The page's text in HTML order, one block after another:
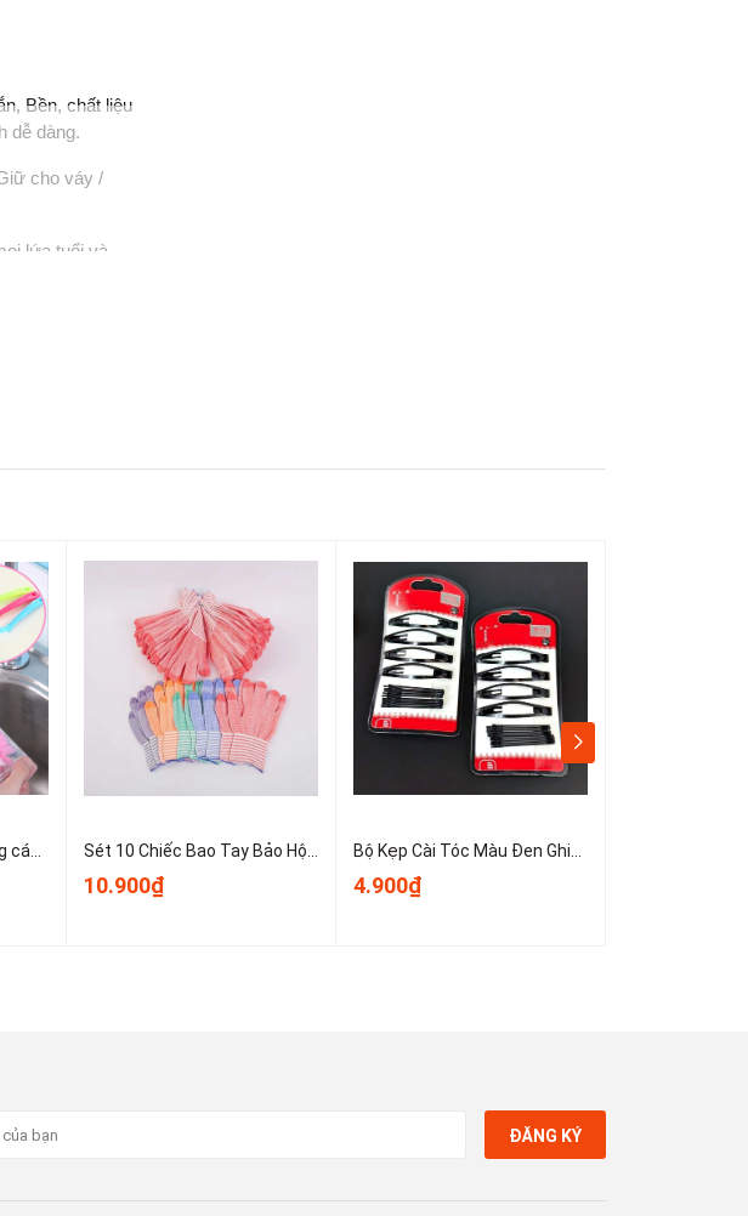
Bền, chất liệu
dễ dàng.
cho váy /
lứa tuổi và
Bàn chải vệ sinh đa năng cán dài dùng để vệ sinh nồi, cốc, tách trà, bình giữ nhiệt, bình sữa trẻ em A1934 Sét 10 Chiếc Bao Tay Bảo Hộ Lao Động ,Găng tay đan sọc nhiều màu, găng tay làm việc, găng tay len A0331
10.900₫
Bộ Kẹp Cài Tóc Màu Đen Ghim Bên Gọn Gàng, Kẹp Tóc Nữ Kẹp Mini Cố Định Tóc Không Trơn Trượt T1123
4.900₫
ĐĂNG KÝ